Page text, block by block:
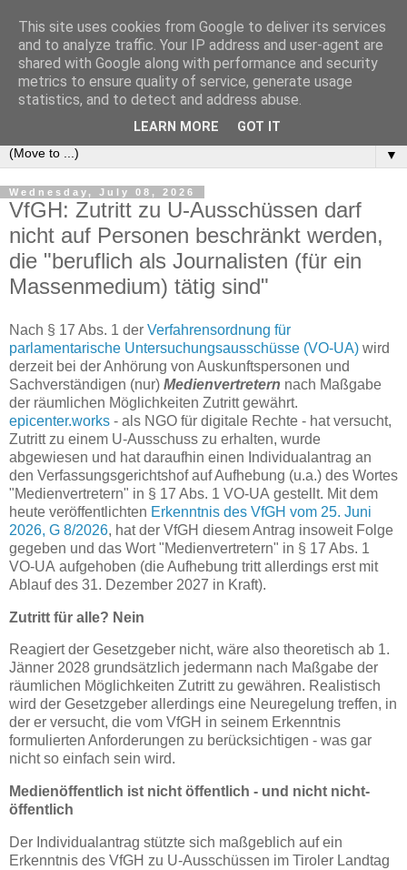
e-comm
Blog zum österreichischen und europäischen Recht der
elektronischen Kommunikationsnetze und -dienste
▼
Wednesday, July 08, 2026
VfGH: Zutritt zu U-Ausschüssen darf
nicht auf Personen beschränkt werden,
die "beruflich als Journalisten (für ein
Massenmedium) tätig sind"
Nach § 17 Abs. 1 der Verfahrensordnung für
parlamentarische Untersuchungsausschüsse (VO-UA) wird
derzeit bei der Anhörung von Auskunftspersonen und
Sachverständigen (nur) Medienvertretern nach Maßgabe
der räumlichen Möglichkeiten Zutritt gewährt.
epicenter.works - als NGO für digitale Rechte - hat versucht,
Zutritt zu einem U-Ausschuss zu erhalten, wurde
abgewiesen und hat daraufhin einen Individualantrag an
den Verfassungsgerichtshof auf Aufhebung (u.a.) des Wortes
"Medienvertretern" in § 17 Abs. 1 VO-UA gestellt. Mit dem
heute veröffentlichten Erkenntnis des VfGH vom 25. Juni
2026, G 8/2026, hat der VfGH diesem Antrag insoweit Folge
gegeben und das Wort "Medienvertretern" in § 17 Abs. 1
VO-UA aufgehoben (die Aufhebung tritt allerdings erst mit
Ablauf des 31. Dezember 2027 in Kraft).
Zutritt für alle? Nein
Reagiert der Gesetzgeber nicht, wäre also theoretisch ab 1.
Jänner 2028 grundsätzlich jedermann nach Maßgabe der
räumlichen Möglichkeiten Zutritt zu gewähren. Realistisch
wird der Gesetzgeber allerdings eine Neuregelung treffen, in
der er versucht, die vom VfGH in seinem Erkenntnis
formulierten Anforderungen zu berücksichtigen - was gar
nicht so einfach sein wird.
Medienöffentlich ist nicht öffentlich - und nicht nicht-
öffentlich
Der Individualantrag stützte sich maßgeblich auf ein
Erkenntnis des VfGH zu U-Ausschüssen im Tiroler Landtag
This site uses cookies from Google to deliver its services
and to analyze traffic. Your IP address and user-agent are
shared with Google along with performance and security
metrics to ensure quality of service, generate usage
statistics, and to detect and address abuse.
LEARN MORE GOT IT